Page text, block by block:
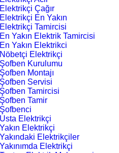
Çağır
En Yakın
Tamircisi
Yakın Elektrik Tamircisi
Yakın Elektrikci
Elektrikçi
Kurulumu
Montajı
Servisi
Tamircisi
Tamir
Elektrikçi
Elektrikçi
Elektrikçiler
Elektrikçi